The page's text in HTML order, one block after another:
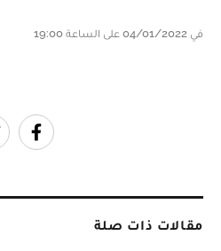
في 04/01/2022 على الساعة 19:00
مقالات ذات صلة